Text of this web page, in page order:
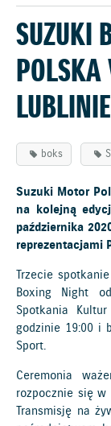
SUZUKI
POLSKA
LUBLINIE
boks
Suzuki Motor
na kolejną
października
reprezentacjami
Trzecie
Boxing Night
Spotkania
godzinie 19:00 i
Sport.
Ceremonia
rozpocznie się w
Transmisję na